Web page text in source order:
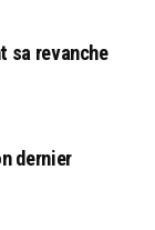
sa revanche
dernier